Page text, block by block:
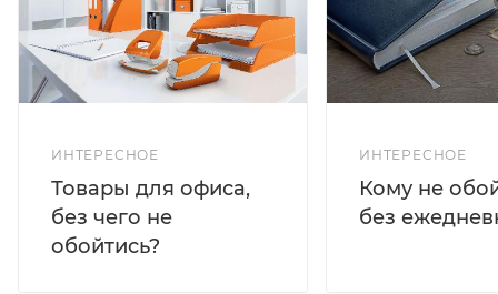
ИНТЕРЕСНОЕ
Товары для офиса,
без чего не
обойтись?
ИНТЕРЕСНОЕ
Кому не
без